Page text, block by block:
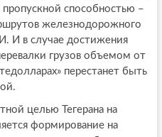
способностью –
железнодорожного
И в случае достижения
грузов объемом от
перестанет быть
целью Тегерана на
формирование на